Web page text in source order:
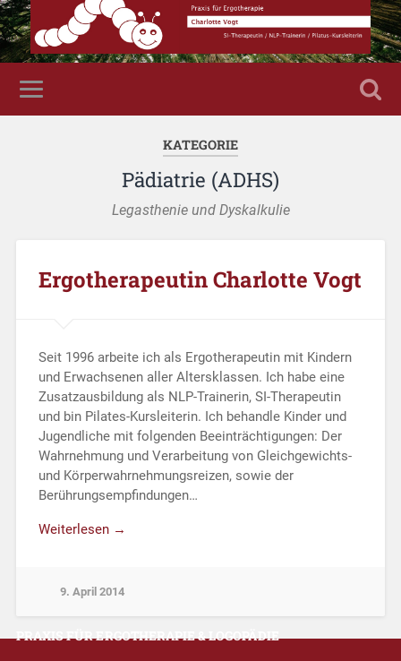
KATEGORIE
Pädiatrie (ADHS)
Legasthenie und Dyskalkulie
Ergotherapeutin Charlotte Vogt
Seit 1996 arbeite ich als Ergotherapeutin mit Kindern
und Erwachsenen aller Altersklassen. Ich habe eine
Zusatzausbildung als NLP-Trainerin, SI-Therapeutin
und bin Pilates-Kursleiterin. Ich behandle Kinder und
Jugendliche mit folgenden Beeinträchtigungen: Der
Wahrnehmung und Verarbeitung von Gleichgewichts-
und Körperwahrnehmungsreizen, sowie der
Berührungsempfindungen…
Weiterlesen →
9. April 2014
PRAXIS FÜR ERGOTHERAPIE & LOGOPÄDIE